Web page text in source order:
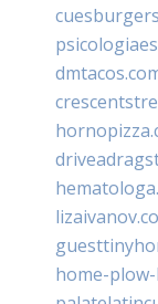
home-